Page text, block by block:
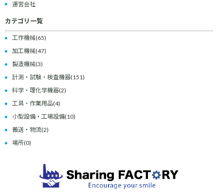
運営会社
カテゴリ一覧
工作機械(65)
加工機械(47)
製造機械(3)
計測・試験・検査機器(151)
科学・理化学機器(2)
工具・作業用品(4)
小型設備・工場設備(10)
搬送・物流(2)
場所(0)